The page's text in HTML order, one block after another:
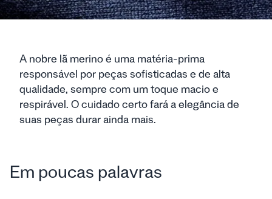
A nobre lã merino é uma matéria-prima
responsável por peças sofisticadas e de alta
qualidade, sempre com um toque macio e
respirável. O cuidado certo fará a elegância de
suas peças durar ainda mais.
Em poucas palavras